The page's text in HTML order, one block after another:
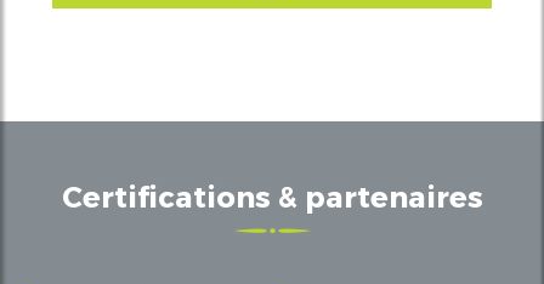
Certifications & partenaires